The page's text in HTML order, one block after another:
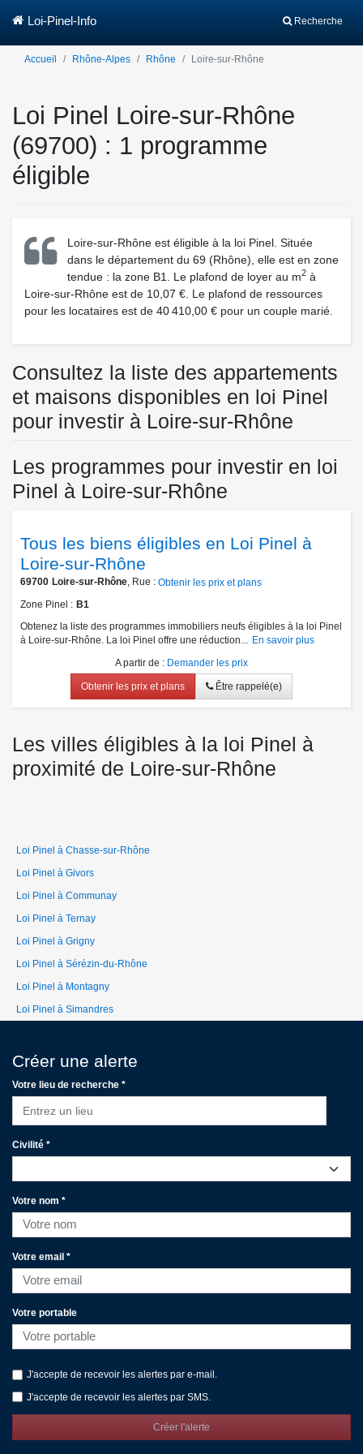
Recherche
Loi-Pinel-Info
Accueil Rhône-Alpes Rhône Loire-sur-Rhône
Loi Pinel Loire-sur-Rhône
(69700) : 1 programme
éligible
Loire-sur-Rhône est éligible à la loi Pinel. Située
dans le département du 69 (Rhône), elle est en zone
tendue : la zone B1. Le plafond de loyer au m2à
Loire-sur-Rhône est de 10,07 €. Le plafond de ressources
pour les locataires est de 40 410,00 € pour un couple marié.
Consultez la liste des appartements
et maisons disponibles en loi Pinel
pour investir à Loire-sur-Rhône
Les programmes pour investir en loi
Pinel à Loire-sur-Rhône
Tous les biens éligibles en Loi Pinel à
Loire-sur-Rhône
69700 Loire-sur-Rhône , Rue : Obtenir les prix et plans
Zone Pinel
B1
Obtenez la liste des programmes immobiliers neufs éligibles à la loi Pinel
à Loire-sur-Rhône. La loi Pinel offre une réduction...
En savoir plus
A partir de : Demander les prix
Obtenir les prix et plans Être rappelé(e)
Les villes éligibles à la loi Pinel à
proximité de Loire-sur-Rhône
Loi Pinel à Chasse-sur-Rhône
Loi Pinel à Givors
Loi Pinel à Communay
Loi Pinel à Ternay
Loi Pinel à Grigny
Loi Pinel à Sérézin-du-Rhône
Loi Pinel à Montagny
Loi Pinel à Simandres
Créer une alerte
Votre lieu de recherche *
Entrez un lieu
Civilité *
Votre nom *
Votre email *
Votre portable
J'accepte de recevoir les alertes par e-mail.
J'accepte de recevoir les alertes par SMS.
Créer l'alerte